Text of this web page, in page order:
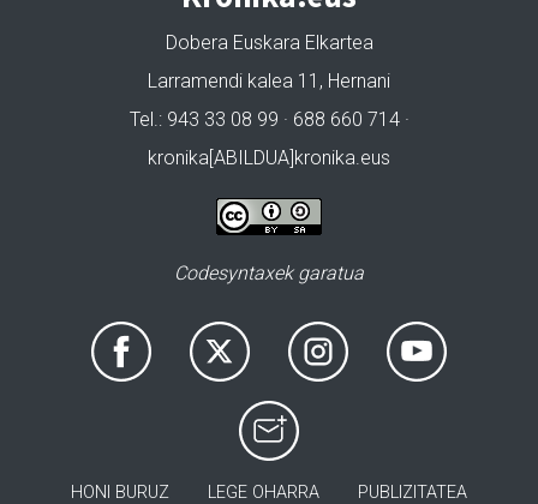
Dobera Euskara Elkartea
Larramendi kalea 11, Hernani
Tel.: 943 33 08 99 · 688 660 714 ·
kronika[ABILDUA]kronika.eus
Codesyntaxek garatua
HONI BURUZ LEGE OHARRA PUBLIZITATEA